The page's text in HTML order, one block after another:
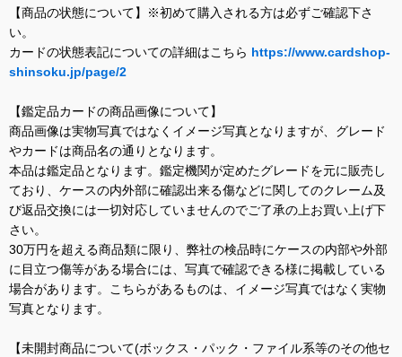
【商品の状態について】※初めて購入される方は必ずご確認下さ
い。
カードの状態表記についての詳細はこちら https://www.cardshop-
shinsoku.jp/page/2
【鑑定品カードの商品画像について】
商品画像は実物写真ではなくイメージ写真となりますが、グレード
やカードは商品名の通りとなります。
本品は鑑定品となります。鑑定機関が定めたグレードを元に販売し
ており、ケースの内外部に確認出来る傷などに関してのクレーム及
び返品交換には一切対応していませんのでご了承の上お買い上げ下
さい。
30万円を超える商品類に限り、弊社の検品時にケースの内部や外部
に目立つ傷等がある場合には、写真で確認できる様に掲載している
場合があります。こちらがあるものは、イメージ写真ではなく実物
写真となります。
【未開封商品について(ボックス・パック・ファイル系等のその他セ